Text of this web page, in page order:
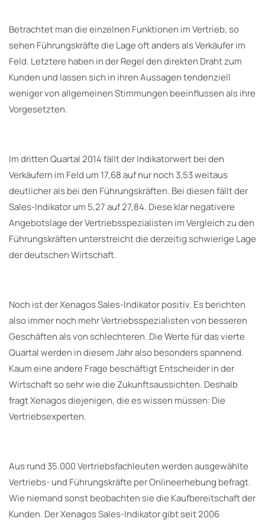
Betrachtet man die einzelnen Funktionen im Vertrieb, so
sehen Führungskräfte die Lage oft anders als Verkäufer im
Feld. Letztere haben in der Regel den direkten Draht zum
Kunden und lassen sich in ihren Aussagen tendenziell
weniger von allgemeinen Stimmungen beeinflussen als ihre
Vorgesetzten.
Im dritten Quartal 2014 fällt der Indikatorwert bei den
Verkäufern im Feld um 17,68 auf nur noch 3,53 weitaus
deutlicher als bei den Führungskräften. Bei diesen fällt der
Sales-Indikator um 5,27 auf 27,84. Diese klar negativere
Angebotslage der Vertriebsspezialisten im Vergleich zu den
Führungskräften unterstreicht die derzeitig schwierige Lage
der deutschen Wirtschaft.
Noch ist der Xenagos Sales-Indikator positiv. Es berichten
also immer noch mehr Vertriebsspezialisten von besseren
Geschäften als von schlechteren. Die Werte für das vierte
Quartal werden in diesem Jahr also besonders spannend.
Kaum eine andere Frage beschäftigt Entscheider in der
Wirtschaft so sehr wie die Zukunftsaussichten. Deshalb
fragt Xenagos diejenigen, die es wissen müssen: Die
Vertriebsexperten.
Aus rund 35.000 Vertriebsfachleuten werden ausgewählte
Vertriebs- und Führungskräfte per Onlineerhebung befragt.
Wie niemand sonst beobachten sie die Kaufbereitschaft der
Kunden. Der Xenagos Sales-Indikator gibt seit 2006